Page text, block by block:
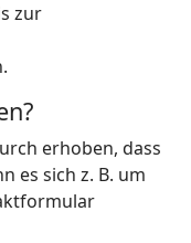
zur
erhoben, dass
es sich z. B. um